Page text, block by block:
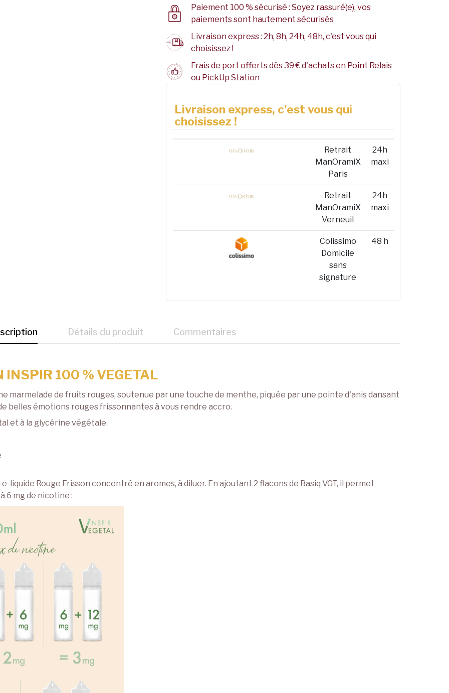
Paiement 100 % sécurisé : Soyez rassuré(e), vos
paiements sont hautement sécurisés
Livraison express : 2h, 8h, 24h, 48h, c'est vous qui
choisissez !
Frais de port offerts dès 39 € d'achats en Point Relais
ou PickUp Station
Livraison express, c'est vous qui
choisissez !
Retrait
ManOramiX
Paris
24h
maxi
Retrait
ManOramiX
Verneuil
24h
maxi
Colissimo
Domicile
sans
signature
48 h
Détails du produit Commentaires
INSPIR 100 % VEGETAL
marmelade de fruits rouges, soutenue par une touche de menthe, piquée par une pointe d'anis dansant
belles émotions rouges frissonnantes à vous rendre accro.
et à la glycérine végétale.
Rouge Frisson concentré en aromes, à diluer. En ajoutant 2 flacons de Basiq VGT, il permet
6 mg de nicotine :